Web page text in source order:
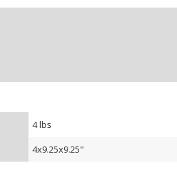
4 lbs
4x9.25x9.25"